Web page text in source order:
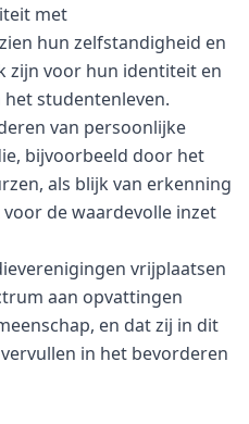
met
hun zelfstandigheid en
zijn voor hun identiteit en
studentenleven.
van persoonlijke
bijvoorbeeld door het
als blijk van erkenning
de waardevolle inzet
vrijplaatsen
aan opvattingen
en dat zij in dit
in het bevorderen